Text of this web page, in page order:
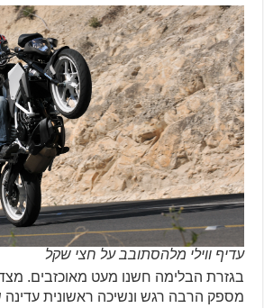
עדיף ווילי מלהסתובב על חצי שקל
בגזרת הבלימה חשנו מעט מאוכזבים.
מספק הרבה רגש ונשיכה ראשונית